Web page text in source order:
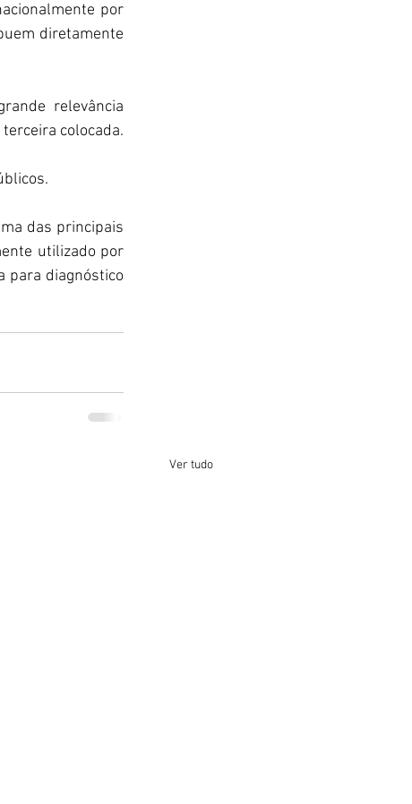
por
diretamente
relevância
colocada.
das principais
utilizado por
para diagnóstico
Ver tudo